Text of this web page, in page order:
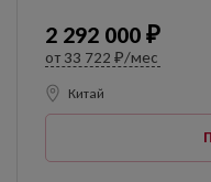
2 292 000 ₽
от 33 722 ₽/мес
Китай